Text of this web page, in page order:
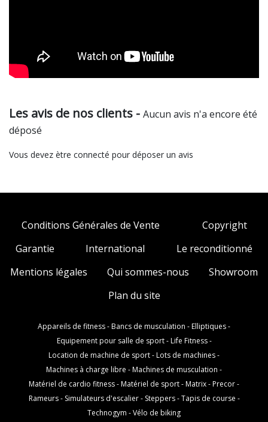
Les avis de nos clients - Aucun avis n'a encore été
déposé
Vous devez ètre connecté pour déposer un avis
Conditions Générales de Vente
Copyright
Garantie
International
Le reconditionné
Mentions légales
Qui sommes-nous
Showroom
Plan du site
Appareils de fitness-Bancs de musculation -Elliptiques-
Equipement pour salle de sport-Life Fitness-
Location de machine de sport-Lots de machines-
Machines à charge libre -Machines de musculation -
Matériel de cardio fitness-Matériel de sport-Matrix-Precor-
Rameurs- Simulateurs d'escalier- Steppers-Tapis de course -
Technogym -Vélo de biking